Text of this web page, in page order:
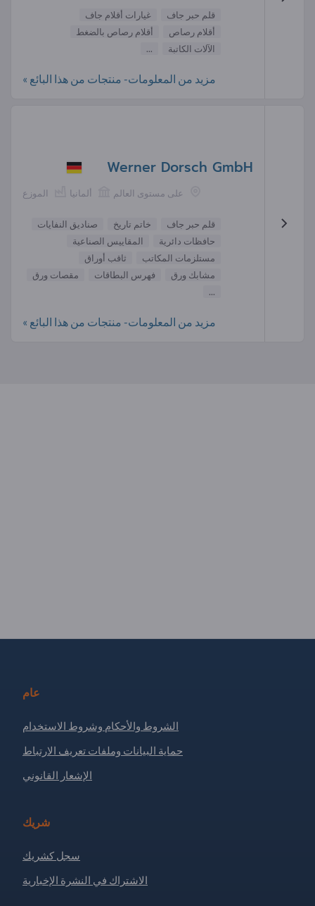
قلم حبر جاف
غيارات أقلام جاف
أقلام رصاص
أقلام رصاص بالضغط
الآلات الكاتبة
...
مزيد من المعلومات- منتجات من هذا البائع »
Werner Dorsch GmbH
الموزع ألمانيا على مستوى العالم
قلم حبر جاف خاتم تاريخ
صناديق النفايات
حافظات دائرية
المقاييس الصناعية
مستلزمات المكاتب
ثاقب أوراق
مشابك ورق
فهرس البطاقات
مقصات ورق
...
مزيد من المعلومات- منتجات من هذا البائع »
عام
الشروط والأحكام وشروط الاستخدام
حماية البيانات وملفات تعريف الارتباط
الإشعار القانوني
شريك
سجل كشريك
الاشتراك في النشرة الإخبارية